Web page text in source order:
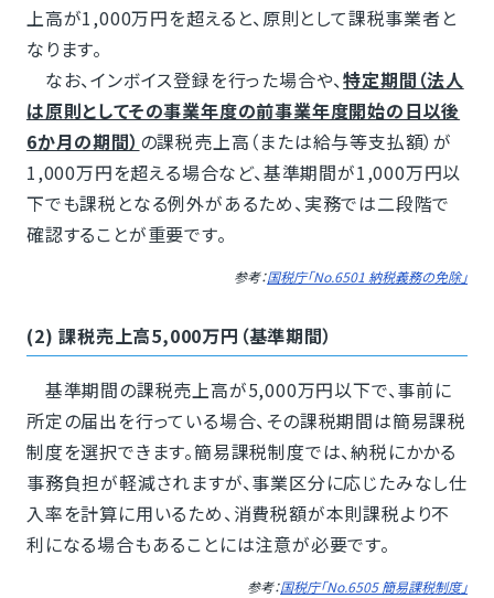
上高が1,000万円を超えると、原則として課税事業者と
なります。
なお、インボイス登録を行った場合や、特定期間（法人
は原則としてその事業年度の前事業年度開始の日以後
6か月の期間） の課税売上高（または給与等支払額）が
1,000万円を超える場合など、基準期間が1,000万円以
下でも課税となる例外があるため、実務では二段階で
確認することが重要です。
参考：国税庁「No.6501 納税義務の免除」
(2) 課税売上高5,000万円（基準期間）
基準期間の課税売上高が5,000万円以下で、事前に
所定の届出を行っている場合、その課税期間は簡易課税
制度を選択できます。簡易課税制度では、納税にかかる
事務負担が軽減されますが、事業区分に応じたみなし仕
入率を計算に用いるため、消費税額が本則課税より不
利になる場合もあることには注意が必要です。
参考：国税庁「No.6505 簡易課税制度」